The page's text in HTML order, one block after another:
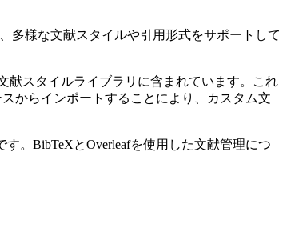
多様な文献スタイルや引用形式をサポートして
献スタイルライブラリに含まれています。これ
からインポートすることにより、カスタム文
。BibTeXとOverleafを使用した文献管理につ